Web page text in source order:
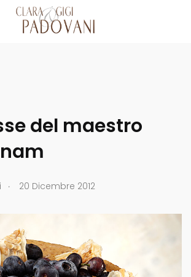
del maestro
. 20 Dicembre 2012